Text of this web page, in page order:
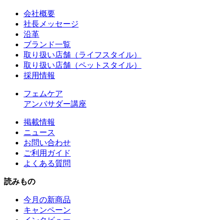
会社概要
社長メッセージ
沿革
ブランド一覧
取り扱い店舗（ライフスタイル）
取り扱い店舗（ペットスタイル）
採用情報
フェムケア
アンバサダー講座
掲載情報
ニュース
お問い合わせ
ご利用ガイド
よくある質問
読みもの
今月の新商品
キャンペーン